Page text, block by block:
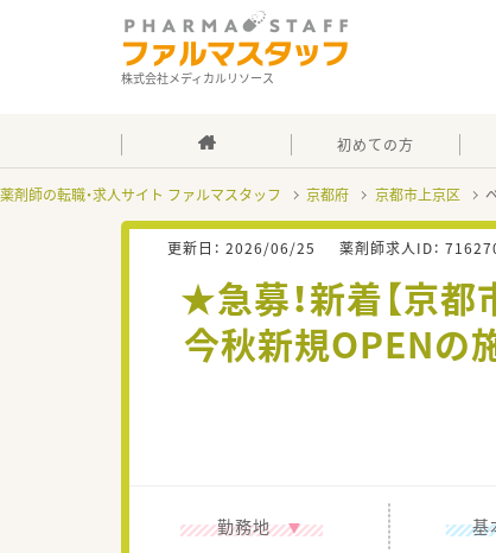
株式会社メディカルリソース
初めての方
薬剤師の転職・求人サイト ファルマスタッフ 京都府 京都市上京区
更新日： 2026/06/25 薬剤師求人ID：
★急募！新着【京
今秋新規OPENの
勤務地 基